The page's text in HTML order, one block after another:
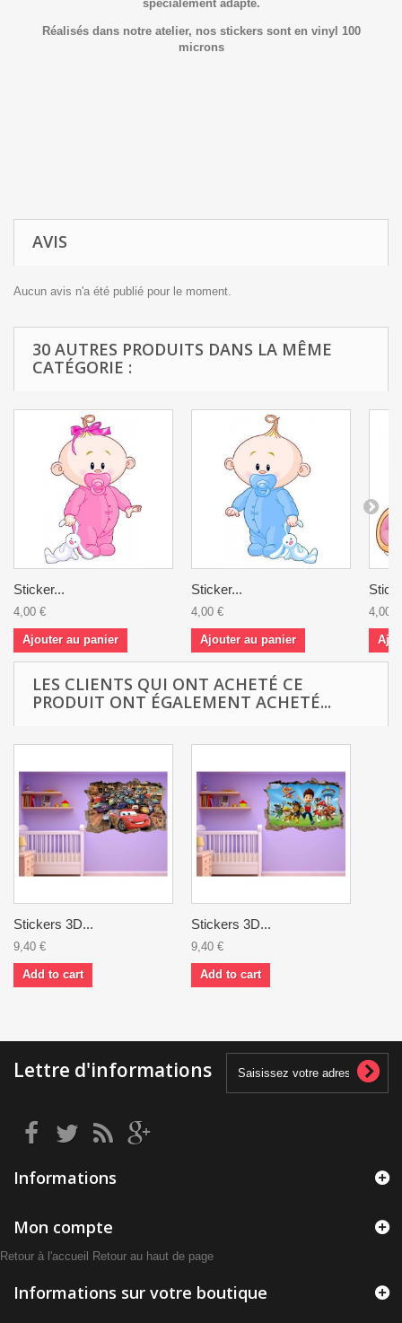
spécialement adapté.
Réalisés dans notre atelier, nos stickers sont en vinyl 100
microns
AVIS
Aucun avis n'a été publié pour le moment.
30 AUTRES PRODUITS DANS LA MÊME
CATÉGORIE :
Sticker...
4,00 €
Ajouter au panier
Sticker...
4,00 €
Ajouter au panier
4,00 €
LES CLIENTS QUI ONT ACHETÉ CE
PRODUIT ONT ÉGALEMENT ACHETÉ...
Stickers 3D...
9,40 €
Add to cart
Stickers 3D...
9,40 €
Add to cart
Lettre d'informations
Informations
Mon compte
Retour à l'accueil Retour au haut de page
Informations sur votre boutique